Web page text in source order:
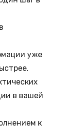
уже
в вашей
к